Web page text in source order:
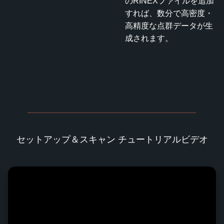
すれば、数分で高密度・
高精度な点群データが生
成されます。
セットアップ＆スキャン チュートリアルビデオ